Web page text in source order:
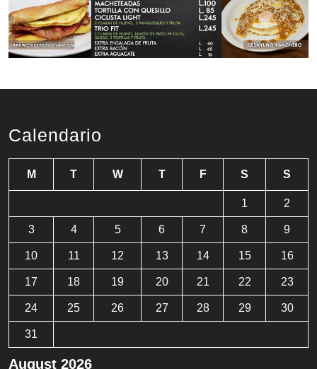
Calendario
August 2026
M T W T F S S
1 2
3 4 5 6 7 8 9
10 11 12 13 14 15 16
17 18 19 20 21 22 23
24 25 26 27 28 29 30
31